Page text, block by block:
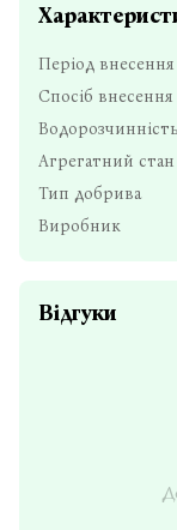
Період внесення
Спосіб внесення
Водорозчинність
Агрегатний стан
Тип добрива
Виробник
Відгуки